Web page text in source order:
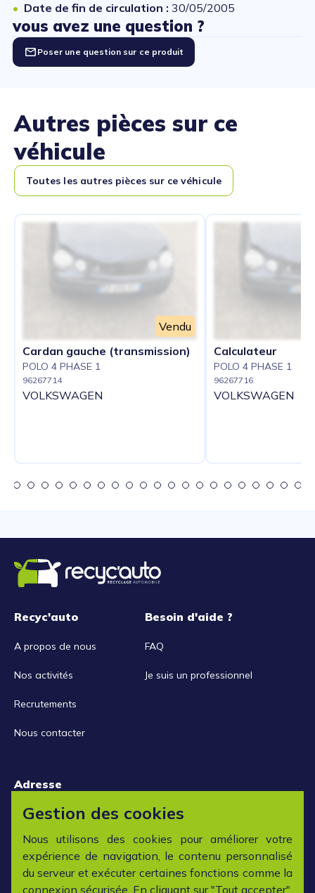
Date de fin de circulation : 30/05/2005
vous avez une question ?
Poser une question sur ce produit
Autres pièces sur ce
véhicule
Toutes les autres pièces sur ce véhicule
Vendu
Cardan gauche (transmission)
POLO 4 PHASE 1
96267714
VOLKSWAGEN
Calculateur
POLO 4 PHASE 1
96267716
VOLKSWAGEN
Recyc'auto
A propos de nous
Nos activités
Recrutements
Nous contacter
Besoin d'aide ?
FAQ
Je suis un professionnel
Adresse
15 rue de la Libération
42152 L'horme
Horaires
Gestion des cookies
Nous utilisons des cookies pour améliorer votre
expérience de navigation, le contenu personnalisé
du serveur et exécuter certaines fonctions comme la
connexion sécurisée. En cliquant sur "Tout accepter",